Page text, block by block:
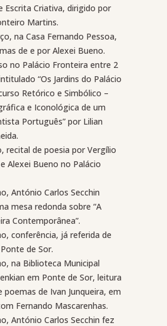
Escrita Criativa, dirigido por
Martins.
na Casa Fernando Pessoa,
de e por Alexei Bueno.
no Palácio Fronteira entre 2
“Os Jardins do Palácio
Retórico e Simbólico –
e Iconológica de um
Português” por Lilian
recital de poesia por Vergílio
Alexei Bueno no Palácio
António Carlos Secchin
mesa redonda sobre “A
Contemporânea”.
conferência, já referida de
de Sor.
na Biblioteca Municipal
em Ponte de Sor, leitura
de Ivan Junqueira, em
Fernando Mascarenhas.
António Carlos Secchin fez